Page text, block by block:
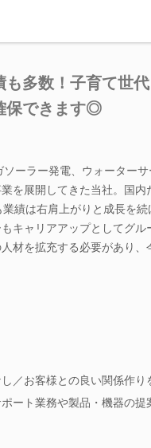
多数！子育て世
保できます◎
ーラー発電、ウォーター
を展開してきた当社。国
績は右肩上がりと成長を続
キャリアアップとしてグ
材を拡充する必要があり、
し／お客様との良い関係作
ート業務や製品・機器の提